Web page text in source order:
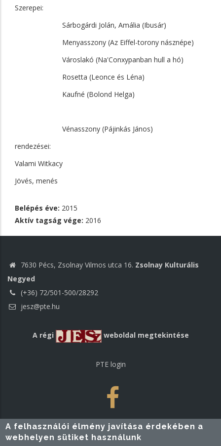
Szerepei:
Sárbogárdi Jolán, Amália (Ibusár)
Menyasszony (Az Eiffel-torony násznépe)
Városlakó (Na'Conxypanban hull a hó)
Rosetta (Leonce és Léna)
Kaufné (Bolond Helga)
Vénasszony (Pájinkás János)
rendezései:
Valami Witkacy
Jövés, menés
Belépés éve: 2015
Aktív tagság vége: 2016
7630 Pécs, Zsolnay Vilmos utca 16. Zsolnay Kulturális
Negyed
(+36) 72/501-500/28292
jesz@pte.hu
A régi weboldal megtekintése
PTE login
A felhasználói élmény javítása érdekében a
webhelyen sütiket használunk